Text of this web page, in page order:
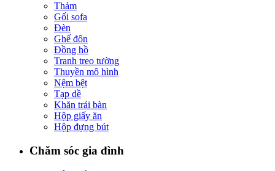
Thảm
Gối sofa
Đèn
Ghế đôn
Đồng hồ
Tranh treo tường
Thuyền mô hình
Nệm bệt
Tạp dề
Khăn trải bàn
Hộp giấy ăn
Hộp đựng bút
Chăm sóc gia đình